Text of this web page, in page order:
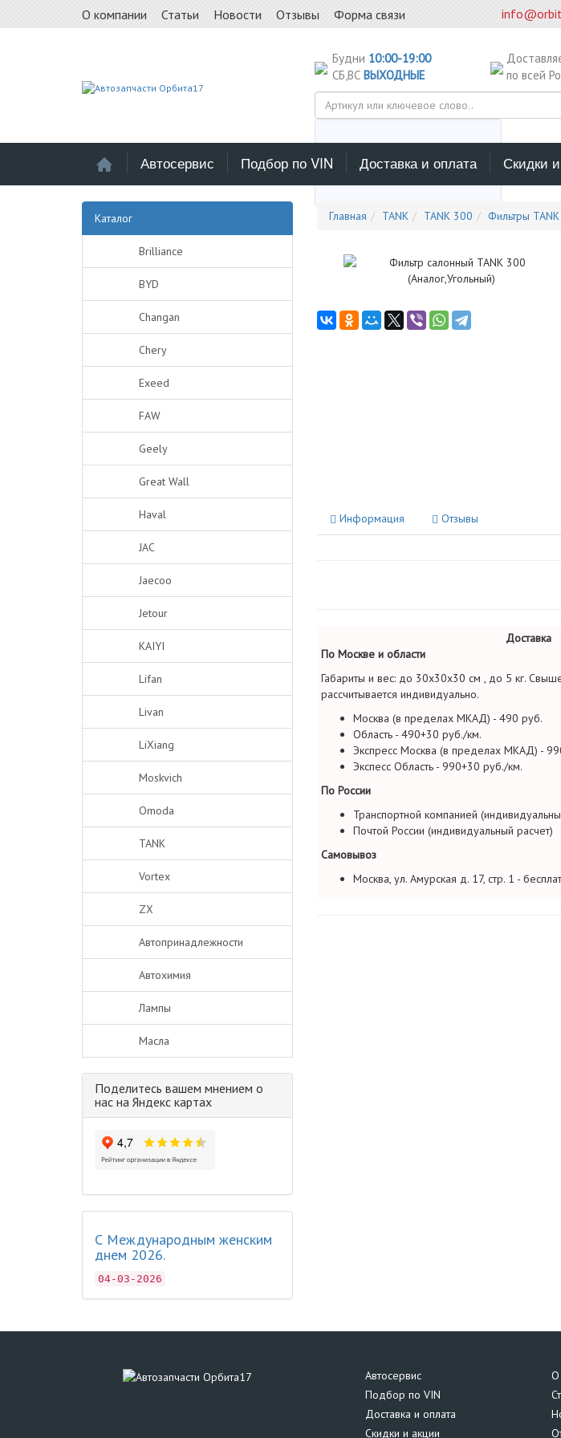
О компании Статьи Новости Отзывы Форма связи
Будни 10:00-19:00
СБ,ВС ВЫХОДНЫЕ
по всей
Выберите каталог поиска
Автосервис Подбор по VIN Доставка и оплата Скидки
Каталог
Brilliance
BYD
Changan
Chery
Exeed
FAW
Geely
Great Wall
Haval
JAC
Jaecoo
Jetour
KAIYI
Lifan
Livan
LiXiang
Moskvich
Omoda
TANK
Vortex
ZX
Автопринадлежности
Автохимия
Лампы
Масла
Поделитесь вашем мнением о
нас на Яндекс картах
С Международным женским
днем 2026.
04-03-2026
Главная TANK TANK 300 Фильтры
Информация Отзывы
Доставка
По Москве и области
Габариты и вес: до 30х30х30 см , до 5 кг.
рассчитывается индивидуально.
Москва (в пределах МКАД) - 490 руб.
Область - 490+30 руб./км.
Экспресс Москва (в пределах МКАД) -
Экспесс Область - 990+30 руб./км.
По России
Транспортной компанией
Почтой России (индивидуальный расчет)
Самовывоз
Москва, ул. Амурская д. 17, стр. 1 -
Автосервис
Подбор по VIN
Доставка и оплата
Скидки и акции
О